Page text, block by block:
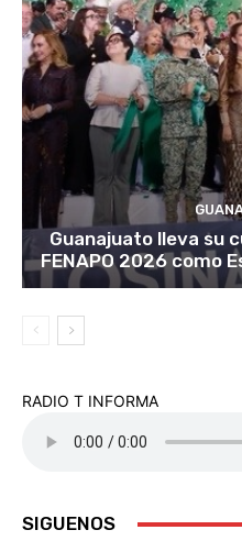
Guanajuato lleva su
FENAPO 2026 como
RADIO T INFORMA
SIGUENOS